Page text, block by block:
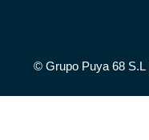
© Grupo Puya 68 S.L